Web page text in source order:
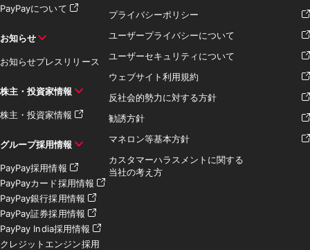
PayPayについて
お知らせ
お知らせプレスリリース
株主・投資家情報
株主・投資家情報
グループ採用情報
PayPay採用情報
PayPayカード採用情報
PayPay銀行採用情報
PayPay証券採用情報
PayPay India採用情報
クレジットエンジン採用
プライバシーポリシー
ユーザープライバシーについて
ユーザーセキュリティについて
ウェブサイト利用規約
反社会的勢力に対する方針
勧誘方針
マネロン等基本方針
カスタマーハラスメントに関する
当社の考え方